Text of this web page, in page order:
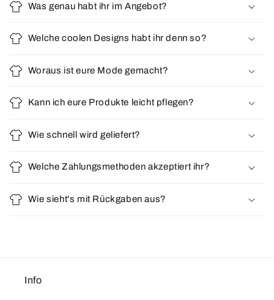
Was genau habt ihr im Angebot?
Welche coolen Designs habt ihr denn so?
Woraus ist eure Mode gemacht?
Kann ich eure Produkte leicht pflegen?
Wie schnell wird geliefert?
Welche Zahlungsmethoden akzeptiert ihr?
Wie sieht's mit Rückgaben aus?
Info